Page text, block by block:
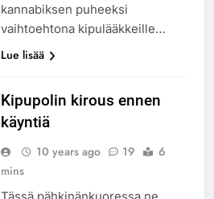
kannabiksen puheeksi
vaihtoehtona kipulääkkeille…
Lue lisää
Kipupolin kirous ennen
käyntiä
10 years ago 19
6
mins